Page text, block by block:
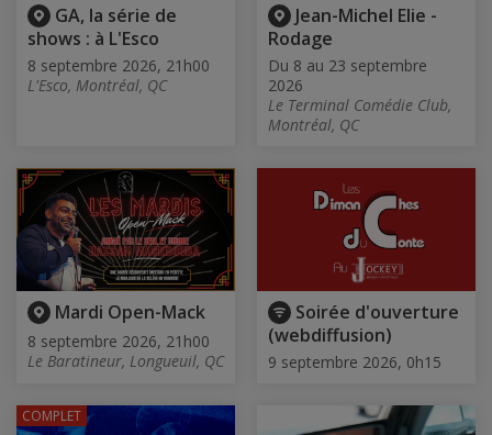
GA, la série de
shows : à L'Esco
8 septembre 2026, 21h00
L'Esco, Montréal, QC
Jean-Michel Elie -
Rodage
Du 8 au 23 septembre
2026
Le Terminal Comédie Club,
Montréal, QC
Mardi Open-Mack
8 septembre 2026, 21h00
Le Baratineur, Longueuil, QC
Soirée d'ouverture
(webdiffusion)
9 septembre 2026, 0h15
COMPLET